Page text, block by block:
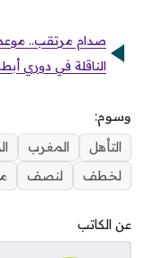
صدام مرتقب.. موعد
الناقلة في دوري
وسوم:
التأهل
المغرب
لخطف
لنصف
عن الكاتب